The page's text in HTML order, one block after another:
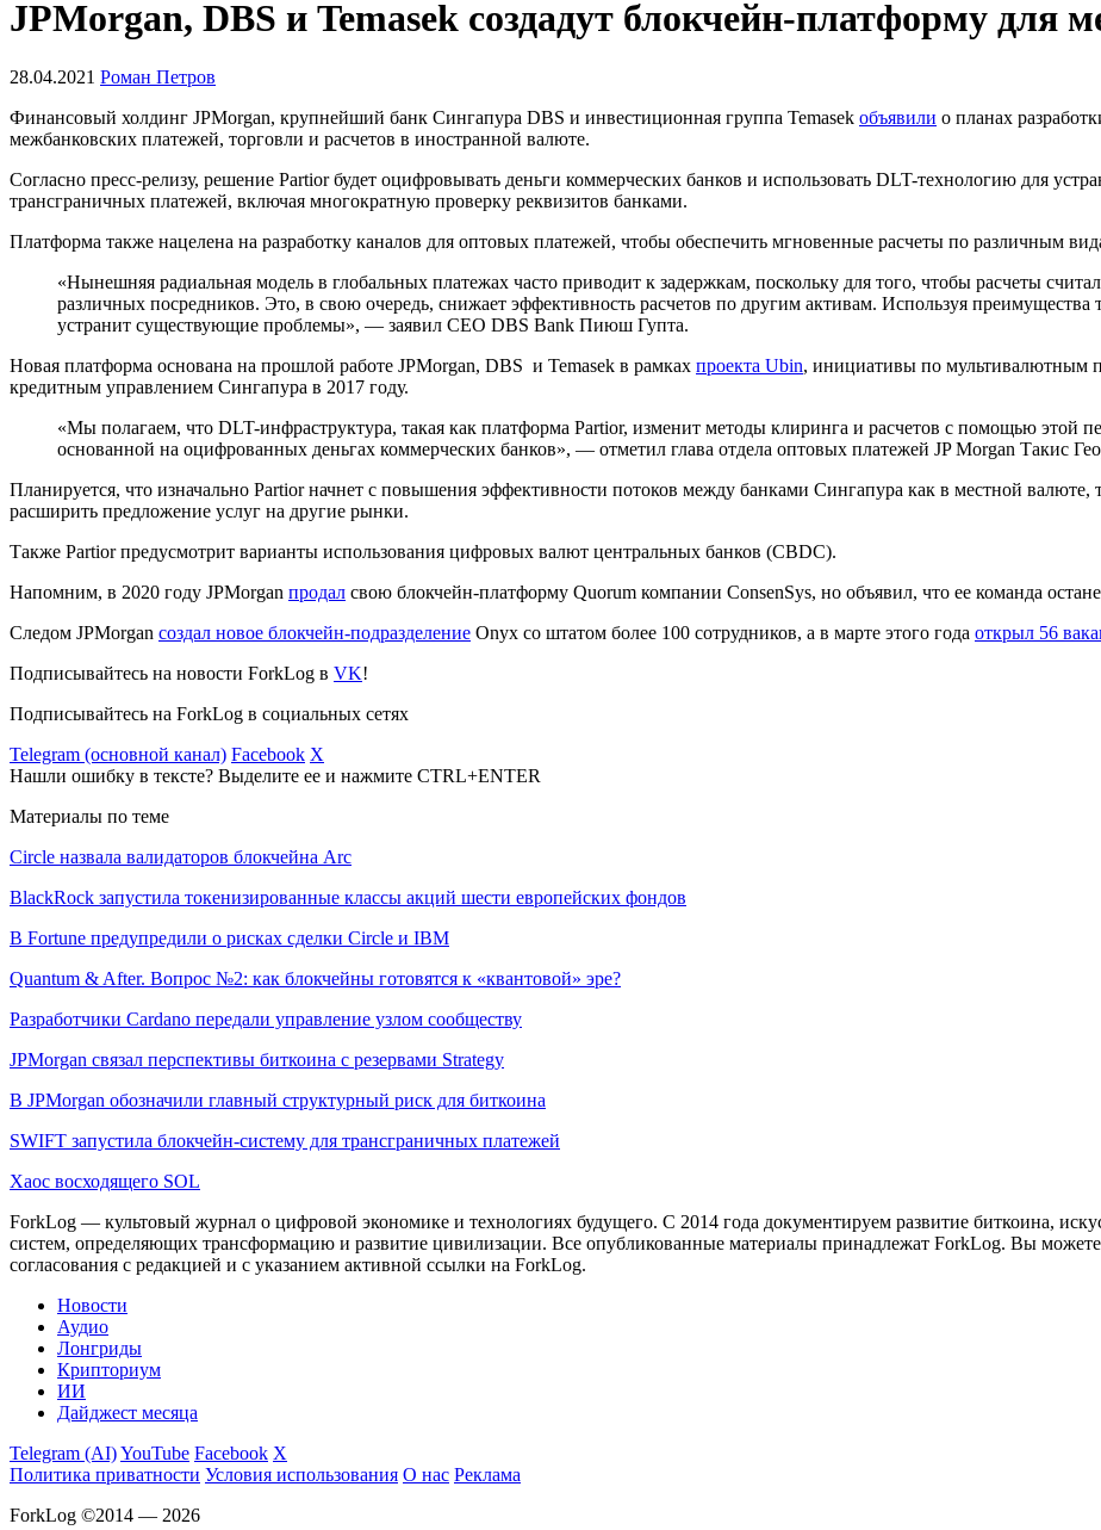
JPMorgan, DBS и Temasek создадут блокчейн-платформу для
28.04.2021 Роман Петров
Финансовый холдинг JPMorgan, крупнейший банк Сингапура DBS и инвестиционная группа Temasek объявили о планах
межбанковских платежей, торговли и расчетов в иностранной валюте.
Согласно пресс-релизу, решение Partior будет оцифровывать деньги коммерческих банков и использовать DLT-технологию для
трансграничных платежей, включая многократную проверку реквизитов банками.
Платформа также нацелена на разработку каналов для оптовых платежей, чтобы обеспечить мгновенные расчеты по различным
«Нынешняя радиальная модель в глобальных платежах часто приводит к задержкам, поскольку для того, чтобы расчеты
различных посредников. Это, в свою очередь, снижает эффективность расчетов по другим активам. Используя преимущества
устранит существующие проблемы», — заявил CEO DBS Bank Пиюш Гупта.
Новая платформа основана на прошлой работе JPMorgan, DBS и Temasek в рамках проекта Ubin, инициативы по мультивалютным
кредитным управлением Сингапура в 2017 году.
«Мы полагаем, что DLT-инфраструктура, такая как платформа Partior, изменит методы клиринга и расчетов с помощью этой
основанной на оцифрованных деньгах коммерческих банков», — отметил глава отдела оптовых платежей JP Morgan Такис
Планируется, что изначально Partior начнет с повышения эффективности потоков между банками Сингапура как в местной
расширить предложение услуг на другие рынки.
Также Partior предусмотрит варианты использования цифровых валют центральных банков (CBDC).
Напомним, в 2020 году JPMorgan продал свою блокчейн-платформу Quorum компании ConsenSys, но объявил, что ее команда
Следом JPMorgan создал новое блокчейн-подразделение Onyx со штатом более 100 сотрудников, а в марте этого года открыл 56
Подписывайтесь на новости ForkLog в VK!
Подписывайтесь на ForkLog в социальных сетях
Telegram (основной канал) Facebook X
Нашли ошибку в тексте? Выделите ее и нажмите CTRL+ENTER
Материалы по теме
Circle назвала валидаторов блокчейна Arc
BlackRock запустила токенизированные классы акций шести европейских фондов
В Fortune предупредили о рисках сделки Circle и IBM
Quantum & After. Вопрос №2: как блокчейны готовятся к «квантовой» эре?
Разработчики Cardano передали управление узлом сообществу
JPMorgan связал перспективы биткоина с резервами Strategy
В JPMorgan обозначили главный структурный риск для биткоина
SWIFT запустила блокчейн-систему для трансграничных платежей
Хаос восходящего SOL
ForkLog — культовый журнал о цифровой экономике и технологиях будущего. С 2014 года документируем развитие биткоина,
систем, определяющих трансформацию и развитие цивилизации. Все опубликованные материалы принадлежат ForkLog. Вы
согласования с редакцией и с указанием активной ссылки на ForkLog.
Новости
Аудио
Лонгриды
Крипториум
ИИ
Дайджест месяца
Telegram (AI)YouTube Facebook X
Политика приватности Условия использования О нас Реклама
ForkLog ©2014 — 2026